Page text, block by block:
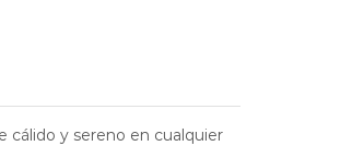
cálido y sereno en cualquier